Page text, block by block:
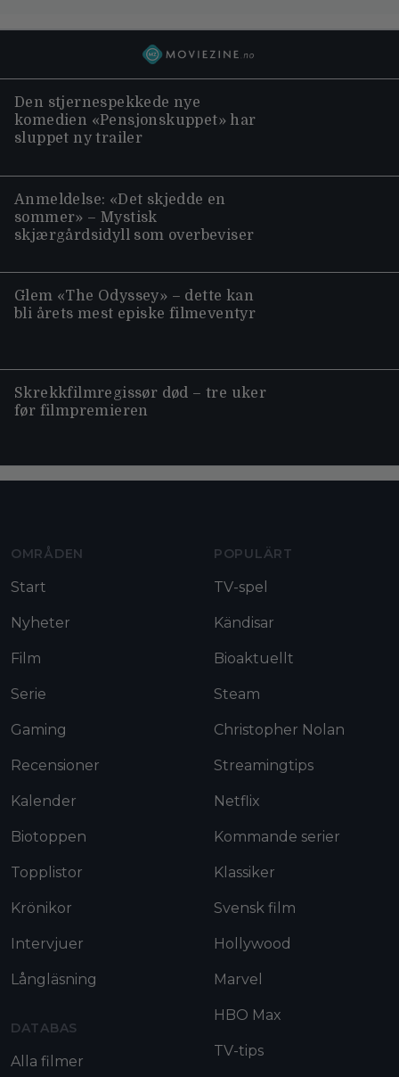
Den stjernespekkede nye
komedien «Pensjonskuppet» har
sluppet ny trailer
Anmeldelse: «Det skjedde en
sommer» – Mystisk
skjærgårdsidyll som overbeviser
Glem «The Odyssey» – dette kan
bli årets mest episke filmeventyr
Skrekkfilmregissør død – tre uker
før filmpremieren
OMRÅDEN
Start
Nyheter
Film
Serie
Gaming
Recensioner
Kalender
Biotoppen
Topplistor
Krönikor
Intervjuer
Långläsning
DATABAS
Alla filmer
POPULÄRT
TV-spel
Kändisar
Bioaktuellt
Steam
Christopher Nolan
Streamingtips
Netflix
Kommande serier
Klassiker
Svensk film
Hollywood
Marvel
HBO Max
TV-tips